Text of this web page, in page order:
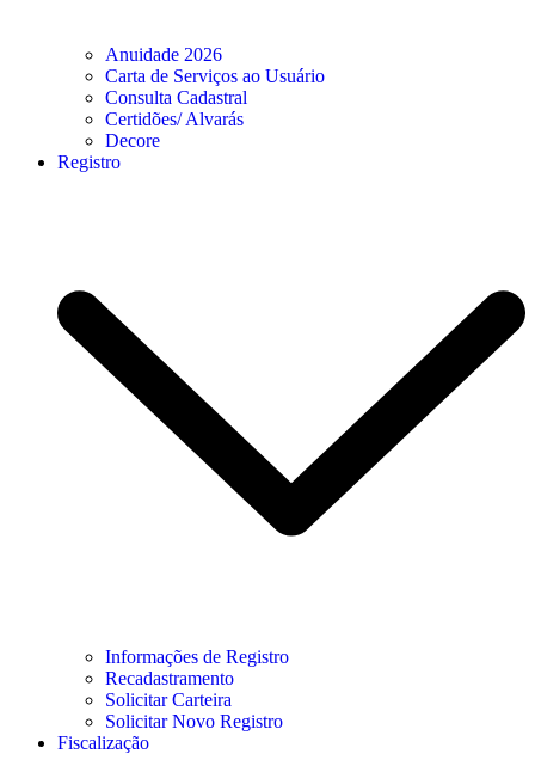
Anuidade 2026
Carta de Serviços ao Usuário
Consulta Cadastral
Certidões/ Alvarás
Decore
Registro
Informações de Registro
Recadastramento
Solicitar Carteira
Solicitar Novo Registro
Fiscalização